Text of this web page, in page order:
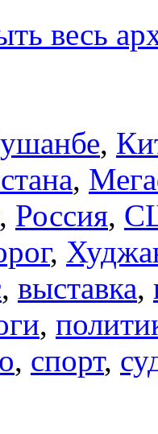
весь
,
,
, Россия,
,
, выставка,
,
, спорт,